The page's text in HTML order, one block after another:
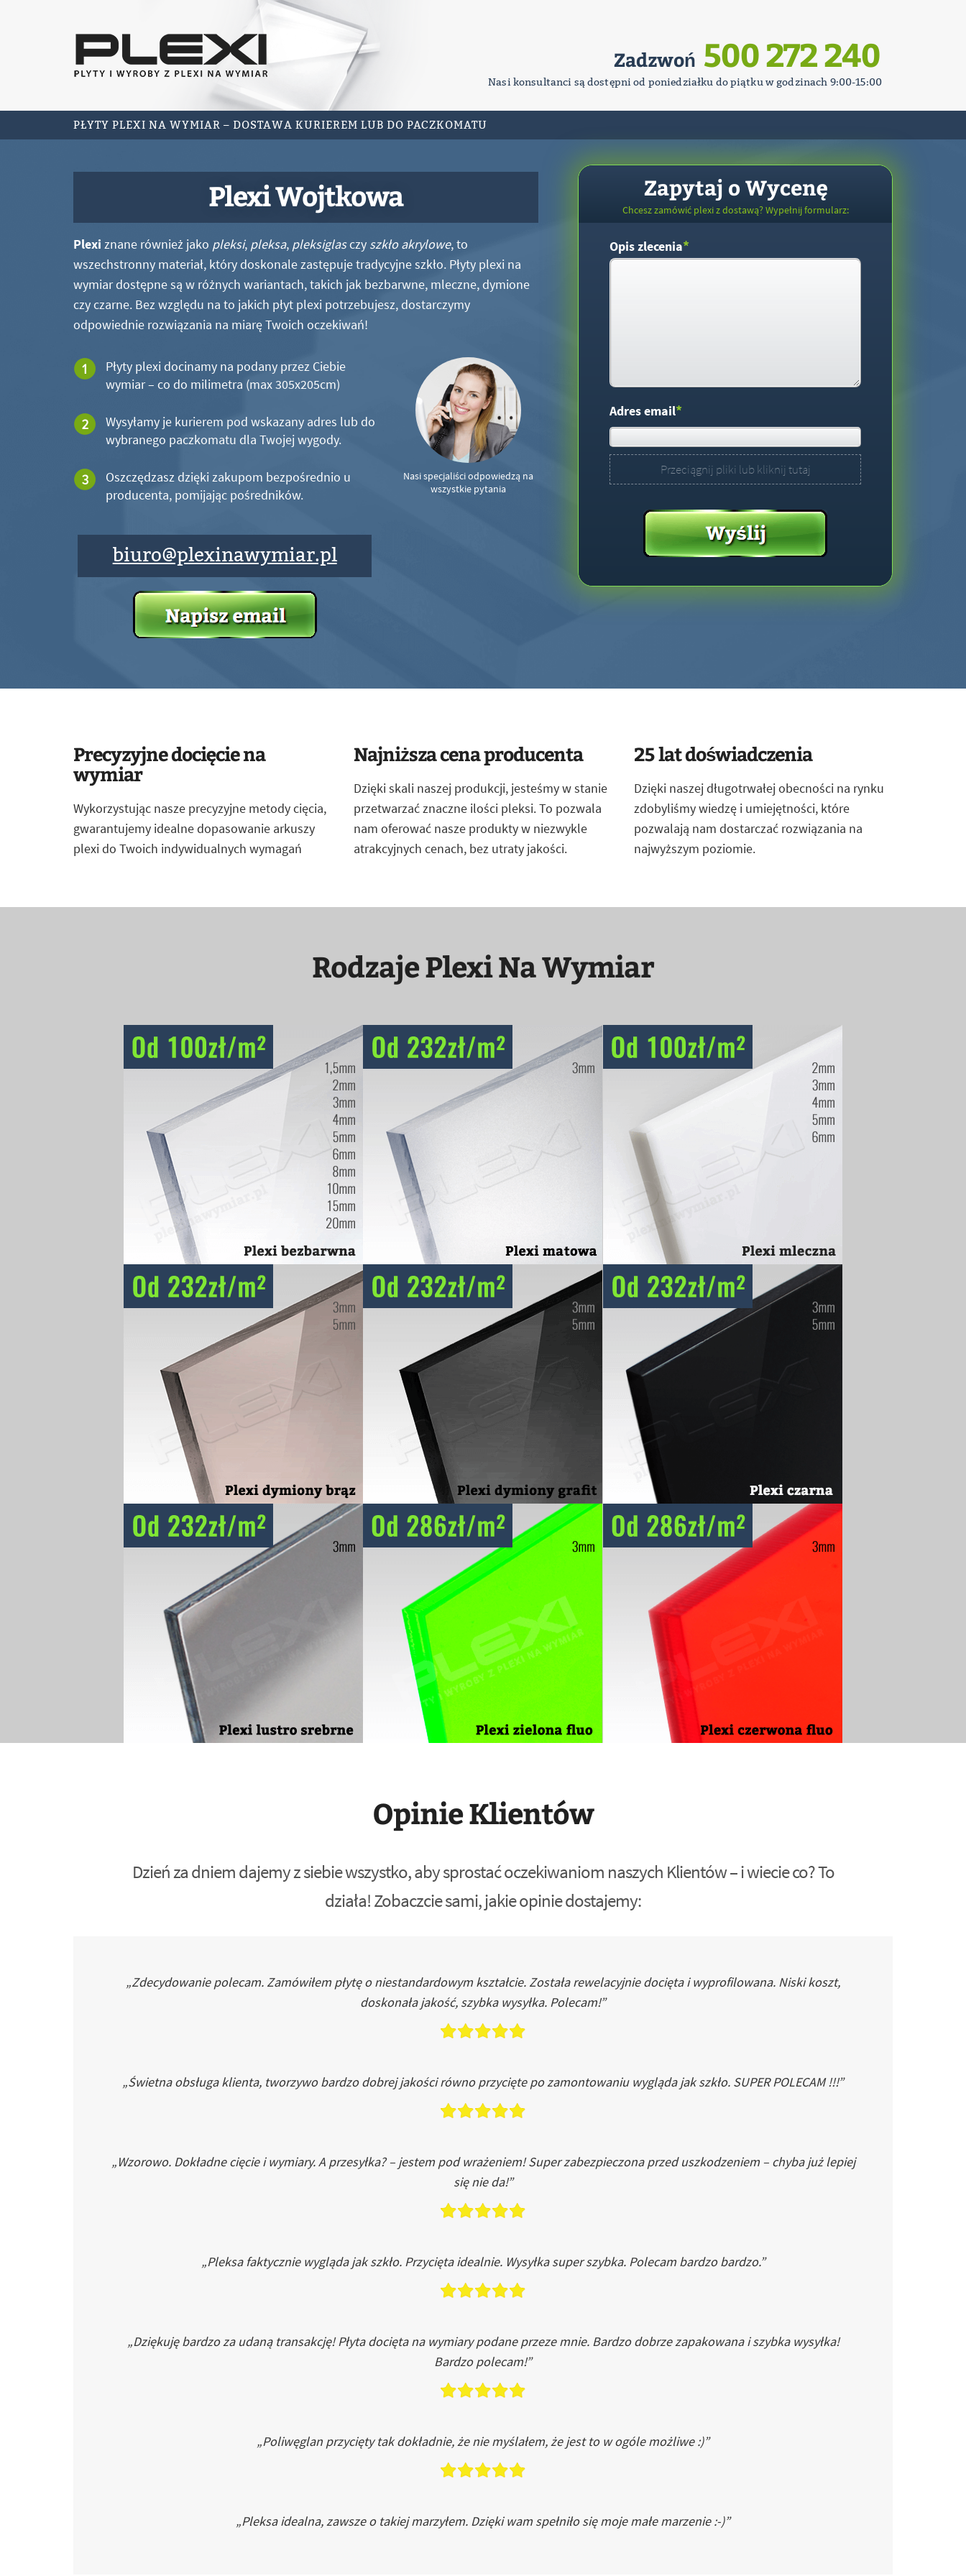
Zadzwoń 500 272 240
Nasi konsultanci są dostępni od poniedziałku do piątku w godzinach 9:00-15:00
PŁYTY PLEXI NA WYMIAR – DOSTAWA KURIEREM LUB DO PACZKOMATU
Plexi Wojtkowa
Plexi znane również jako pleksi, pleksa, pleksiglasczy szkło akrylowe, to
wszechstronny materiał, który doskonale zastępuje tradycyjne szkło. Płyty plexi na
wymiar dostępne są w różnych wariantach, takich jak bezbarwne, mleczne, dymione
czy czarne. Bez względu na to jakich płyt plexi potrzebujesz, dostarczymy
odpowiednie rozwiązania na miarę Twoich oczekiwań!
Płyty plexi docinamy na podany przez Ciebie
wymiar – co do milimetra (max 305x205cm)
Wysyłamy je kurierem pod wskazany adres lub do
wybranego paczkomatu dla Twojej wygody.
Oszczędzasz dzięki zakupom bezpośrednio u
producenta, pomijając pośredników.
biuro@plexinawymiar.pl
Nasi specjaliści odpowiedzą na
wszystkie pytania
Zapytaj o Wycenę
Chcesz zamówić plexi z dostawą? Wypełnij formularz:
Opis zlecenia*
Adres email*
Przeciągnij pliki lub kliknij tutaj
Precyzyjne docięcie na
wymiar
Wykorzystując nasze precyzyjne metody cięcia,
gwarantujemy idealne dopasowanie arkuszy
plexi do Twoich indywidualnych wymagań
Najniższa cena producenta
Dzięki skali naszej produkcji, jesteśmy w stanie
przetwarzać znaczne ilości pleksi. To pozwala
nam oferować nasze produkty w niezwykle
atrakcyjnych cenach, bez utraty jakości.
25 lat doświadczenia
Dzięki naszej długotrwałej obecności na rynku
zdobyliśmy wiedzę i umiejętności, które
pozwalają nam dostarczać rozwiązania na
najwyższym poziomie.
Rodzaje Plexi Na Wymiar
Opinie Klientów
Dzień za dniem dajemy z siebie wszystko, aby sprostać oczekiwaniom naszych Klientów – i wiecie co? To
działa! Zobaczcie sami, jakie opinie dostajemy:
„Zdecydowanie polecam. Zamówiłem płytę o niestandardowym kształcie. Została rewelacyjnie docięta i wyprofilowana. Niski koszt,
doskonała jakość, szybka wysyłka. Polecam!”
„Świetna obsługa klienta, tworzywo bardzo dobrej jakości równo przycięte po zamontowaniu wygląda jak szkło. SUPER POLECAM !!!”
„Wzorowo. Dokładne cięcie i wymiary. A przesyłka? – jestem pod wrażeniem! Super zabezpieczona przed uszkodzeniem – chyba już lepiej
się nie da!”
„Pleksa faktycznie wygląda jak szkło. Przycięta idealnie. Wysyłka super szybka. Polecam bardzo bardzo.”
„Dziękuję bardzo za udaną transakcję! Płyta docięta na wymiary podane przeze mnie. Bardzo dobrze zapakowana i szybka wysyłka!
Bardzo polecam!”
„Poliwęglan przycięty tak dokładnie, że nie myślałem, że jest to w ogóle możliwe :)”
„Pleksa idealna, zawsze o takiej marzyłem. Dzięki wam spełniło się moje małe marzenie :-)”